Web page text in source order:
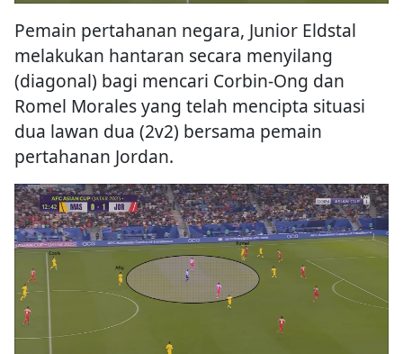
Pemain pertahanan negara, Junior Eldstal
melakukan hantaran secara menyilang
(diagonal) bagi mencari Corbin-Ong dan
Romel Morales yang telah mencipta situasi
dua lawan dua (2v2) bersama pemain
pertahanan Jordan.